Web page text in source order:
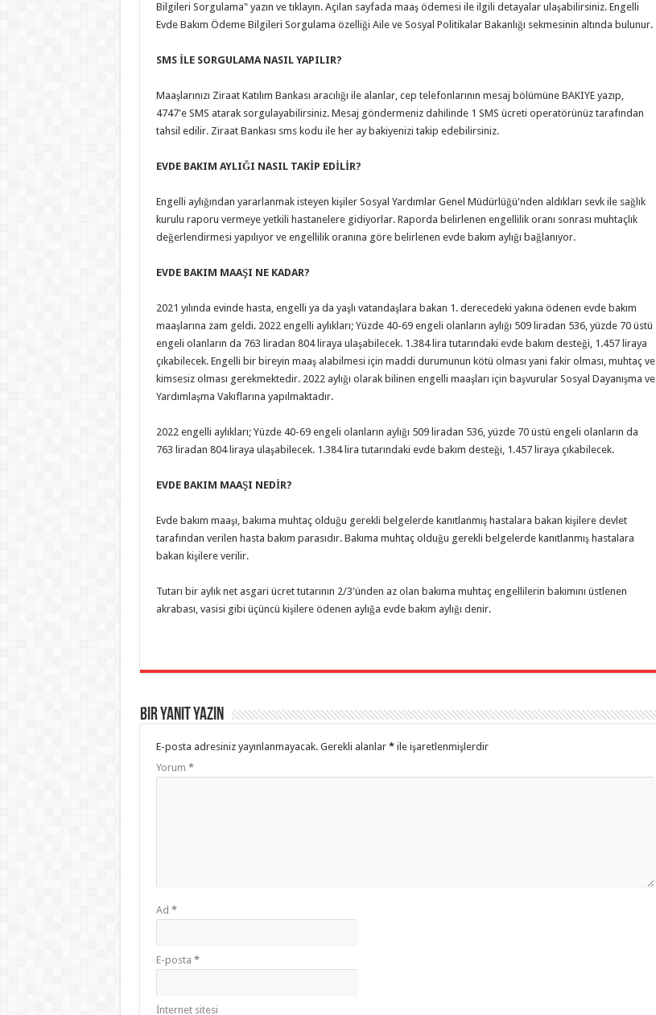
Bilgileri Sorgulama" yazın ve tıklayın. Açılan sayfada maaş ödemesi ile ilgili detayalar ulaşabilirsiniz. Engelli
Evde Bakım Ödeme Bilgileri Sorgulama özelliği Aile ve Sosyal Politikalar Bakanlığı sekmesinin altında bulunur.
SMS İLE SORGULAMA NASIL YAPILIR?
Maaşlarınızı Ziraat Katılım Bankası aracılığı ile alanlar, cep telefonlarının mesaj bölümüne BAKIYE yazıp,
4747'e SMS atarak sorgulayabilirsiniz. Mesaj göndermeniz dahilinde 1 SMS ücreti operatörünüz tarafından
tahsil edilir. Ziraat Bankası sms kodu ile her ay bakiyenizi takip edebilirsiniz.
EVDE BAKIM AYLIĞI NASIL TAKİP EDİLİR?
Engelli aylığından yararlanmak isteyen kişiler Sosyal Yardımlar Genel Müdürlüğü'nden aldıkları sevk ile sağlık
kurulu raporu vermeye yetkili hastanelere gidiyorlar. Raporda belirlenen engellilik oranı sonrası muhtaçlık
değerlendirmesi yapılıyor ve engellilik oranına göre belirlenen evde bakım aylığı bağlanıyor.
EVDE BAKIM MAAŞI NE KADAR?
2021 yılında evinde hasta, engelli ya da yaşlı vatandaşlara bakan 1. derecedeki yakına ödenen evde bakım
maaşlarına zam geldi. 2022 engelli aylıkları; Yüzde 40-69 engeli olanların aylığı 509 liradan 536, yüzde 70 üstü
engeli olanların da 763 liradan 804 liraya ulaşabilecek. 1.384 lira tutarındaki evde bakım desteği, 1.457 liraya
çıkabilecek. Engelli bir bireyin maaş alabilmesi için maddi durumunun kötü olması yani fakir olması, muhtaç ve
kimsesiz olması gerekmektedir. 2022 aylığı olarak bilinen engelli maaşları için başvurular Sosyal Dayanışma ve
Yardımlaşma Vakıflarına yapılmaktadır.
2022 engelli aylıkları; Yüzde 40-69 engeli olanların aylığı 509 liradan 536, yüzde 70 üstü engeli olanların da
763 liradan 804 liraya ulaşabilecek. 1.384 lira tutarındaki evde bakım desteği, 1.457 liraya çıkabilecek.
EVDE BAKIM MAAŞI NEDİR?
Evde bakım maaşı, bakıma muhtaç olduğu gerekli belgelerde kanıtlanmış hastalara bakan kişilere devlet
tarafından verilen hasta bakım parasıdır. Bakıma muhtaç olduğu gerekli belgelerde kanıtlanmış hastalara
bakan kişilere verilir.
Tutarı bir aylık net asgari ücret tutarının 2/3'ünden az olan bakıma muhtaç engellilerin bakımını üstlenen
akrabası, vasisi gibi üçüncü kişilere ödenen aylığa evde bakım aylığı denir.
Bir yanıt yazın
E-posta adresiniz yayınlanmayacak. Gerekli alanlar *ile işaretlenmişlerdir
Yorum *
Ad *
E-posta *
İnternet sitesi